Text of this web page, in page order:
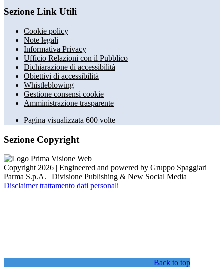
Sezione Link Utili
Cookie policy
Note legali
Informativa Privacy
Ufficio Relazioni con il Pubblico
Dichiarazione di accessibilità
Obiettivi di accessibilità
Whistleblowing
Gestione consensi cookie
Amministrazione trasparente
Pagina visualizzata 600 volte
Sezione Copyright
Copyright 2026 | Engineered and powered by Gruppo Spaggiari
Parma S.p.A. | Divisione Publishing & New Social Media
Disclaimer trattamento dati personali
Back to top